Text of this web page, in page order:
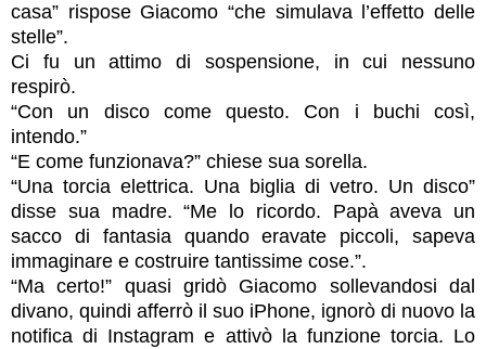
casa” rispose Giacomo “che simulava l’effetto delle
stelle”.
Ci fu un attimo di sospensione, in cui nessuno
respirò.
“Con un disco come questo. Con i buchi così,
intendo.”
“E come funzionava?” chiese sua sorella.
“Una torcia elettrica. Una biglia di vetro. Un disco”
disse sua madre. “Me lo ricordo. Papà aveva un
sacco di fantasia quando eravate piccoli, sapeva
immaginare e costruire tantissime cose.”.
“Ma certo!” quasi gridò Giacomo sollevandosi dal
divano, quindi afferrò il suo iPhone, ignorò di nuovo la
notifica di Instagram e attivò la funzione torcia. Lo